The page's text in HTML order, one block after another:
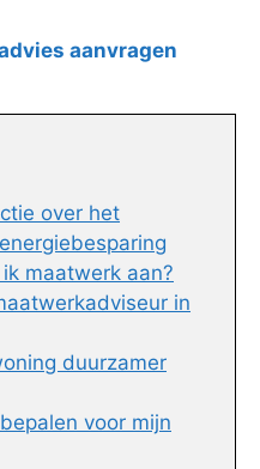
aanvragen
over het
maatwerk aan?
in
duurzamer
voor mijn